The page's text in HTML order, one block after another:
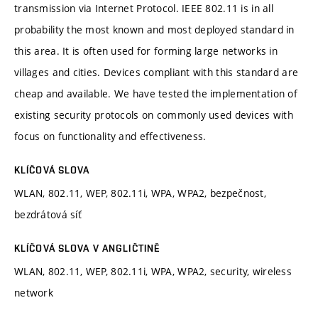
transmission via Internet Protocol. IEEE 802.11 is in all
probability the most known and most deployed standard in
this area. It is often used for forming large networks in
villages and cities. Devices compliant with this standard are
cheap and available. We have tested the implementation of
existing security protocols on commonly used devices with
focus on functionality and effectiveness.
KLÍČOVÁ SLOVA
WLAN, 802.11, WEP, 802.11i, WPA, WPA2, bezpečnost,
bezdrátová síť
KLÍČOVÁ SLOVA V ANGLIČTINĚ
WLAN, 802.11, WEP, 802.11i, WPA, WPA2, security, wireless
network